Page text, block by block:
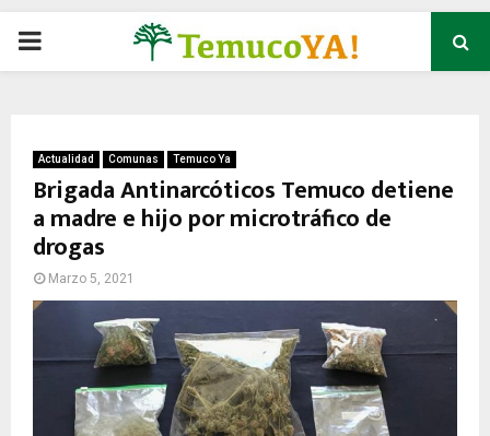
P
M
A
Actualidad Comunas Temuco Ya
Brigada Antinarcóticos Temuco detiene
a madre e hijo por microtráfico de
drogas
Marzo 5, 2021